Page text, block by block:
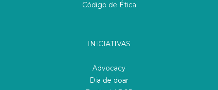
Código de Ética
INICIATIVAS
Advocacy
Dia de doar